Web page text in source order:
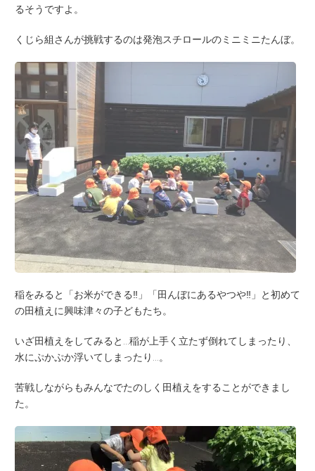
るそうですよ。
くじら組さんが挑戦するのは発泡スチロールのミニミニたんぼ。
稲をみると「お米ができる‼」「田んぼにあるやつや‼」と初めて
の田植えに興味津々の子どもたち。
いざ田植えをしてみると…稲が上手く立たず倒れてしまったり、
水にぷかぷか浮いてしまったり…。
苦戦しながらもみんなでたのしく田植えをすることができまし
た。